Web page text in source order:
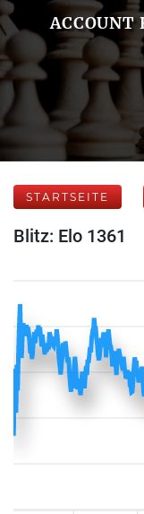
ACCOUNT
STARTSEITE
Blitz: Elo 1361